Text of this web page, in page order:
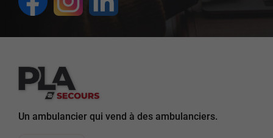
Un ambulancier qui vend à des ambulanciers.